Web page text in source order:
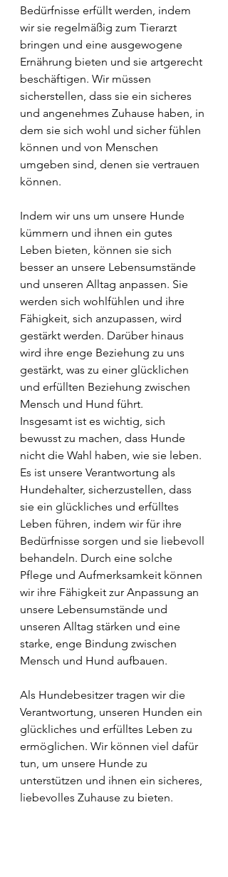
Bedürfnisse erfüllt werden, indem
wir sie regelmäßig zum Tierarzt
bringen und eine ausgewogene
Ernährung bieten und sie artgerecht
beschäftigen. Wir müssen
sicherstellen, dass sie ein sicheres
und angenehmes Zuhause haben, in
dem sie sich wohl und sicher fühlen
können und von Menschen
umgeben sind, denen sie vertrauen
können.
Indem wir uns um unsere Hunde
kümmern und ihnen ein gutes
Leben bieten, können sie sich
besser an unsere Lebensumstände
und unseren Alltag anpassen. Sie
werden sich wohlfühlen und ihre
Fähigkeit, sich anzupassen, wird
gestärkt werden. Darüber hinaus
wird ihre enge Beziehung zu uns
gestärkt, was zu einer glücklichen
und erfüllten Beziehung zwischen
Mensch und Hund führt.
Insgesamt ist es wichtig, sich
bewusst zu machen, dass Hunde
nicht die Wahl haben, wie sie leben.
Es ist unsere Verantwortung als
Hundehalter, sicherzustellen, dass
sie ein glückliches und erfülltes
Leben führen, indem wir für ihre
Bedürfnisse sorgen und sie liebevoll
behandeln. Durch eine solche
Pflege und Aufmerksamkeit können
wir ihre Fähigkeit zur Anpassung an
unsere Lebensumstände und
unseren Alltag stärken und eine
starke, enge Bindung zwischen
Mensch und Hund aufbauen.
Als Hundebesitzer tragen wir die
Verantwortung, unseren Hunden ein
glückliches und erfülltes Leben zu
ermöglichen. Wir können viel dafür
tun, um unsere Hunde zu
unterstützen und ihnen ein sicheres,
liebevolles Zuhause zu bieten.